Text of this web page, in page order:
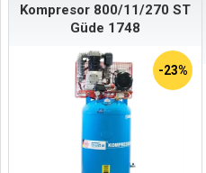
Kompresor 800/11/270 ST
Güde 1748
-23%